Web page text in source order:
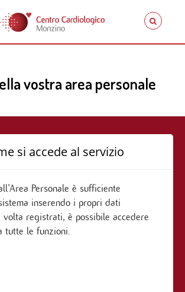
vostra area personale
si accede al servizio
Personale è sufficiente
inserendo i propri dati
volta registrati, è possibile accedere
tutte le funzioni.